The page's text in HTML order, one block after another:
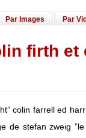
Par Images Par
firth et
colin farrell ed
de stefan zweig